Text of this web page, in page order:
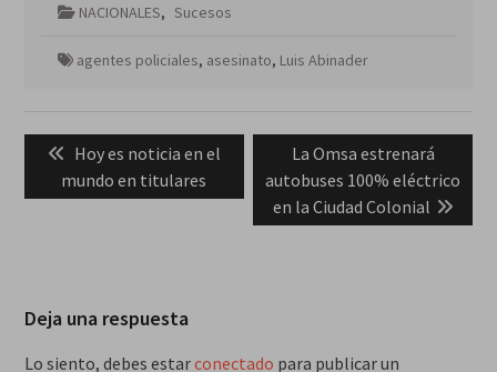
NACIONALES, Sucesos
agentes policiales, asesinato, Luis Abinader
entradas
Previous
post:
Hoy es noticia en el
mundo en titulares
Next
post:
La Omsa estrenará
autobuses 100% eléctrico
en la Ciudad Colonial
Deja una respuesta
Lo siento, debes estarconectado para publicar un